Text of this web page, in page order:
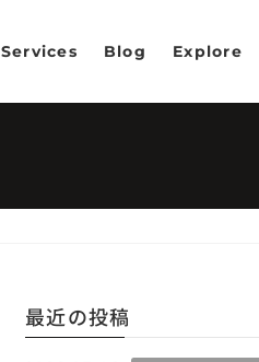
Services Blog Explore
最近の投稿